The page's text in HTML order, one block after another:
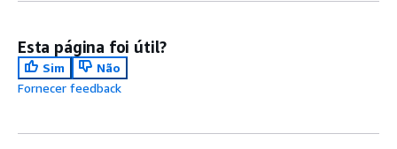
Esta página foi útil?
Sim
Não
Fornecer feedback